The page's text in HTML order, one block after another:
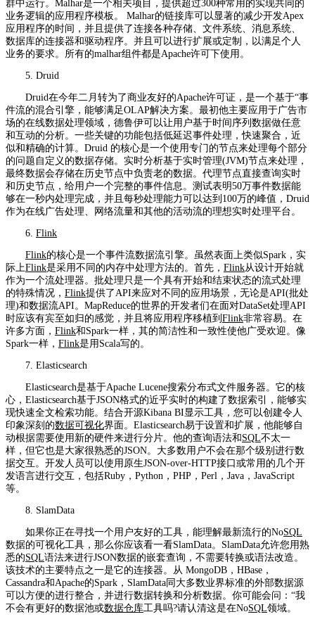
群中运行。Malhar是一个相关项目，提供超过300种常用的实现共同的
业务逻辑的应用程序模板。 Malhar的链接库可以显著的减少开发Apex
应用程序的时间，并且提供了连接各种存储、文件系统、消息系统、
数据库的连接器和驱动程序。并且可以进行扩展或定制，以满足个人
业务的要求。所有的malhar组件都是Apache许可下使用。
5. Druid
Druid在今年二月转为了商业友好的Apache许可证，是一个基于“事
件流的混合引擎，能够满足OLAP解决方案。最初他主要应用于广告市
场的在线数据处理领域，德鲁伊可以让用户基于时间序列数据做任意
和互动的分析。一些关键的功能包括低延迟事件处理，快速聚合，近
似和精确的计算。Druid 的核心是一个使用专门的节点来处理每个部分
的问题自定义的数据存储。实时分析基于实时管理(JVM)节点来处理，
最终数据会存储在历史节点中负责老的数据。代理节点直接查询实时
和历史节点，给用户一个完整的事件信息。测试表明50万事件数据能
够在一秒内处理完成，并且每秒处理能力可以达到100万的峰值，Druid
作为在线广告处理、网络流量和其他的活动流的理想实时处理平台。
6. Flink
Flink的核心是一个事件流数据流引擎。虽然表面上类似Spark，实
际上Flink是采用不同的内存中处理方法的。首先， Flink从设计开始就
作为一个流处理器。批处理只是一个具有开始和结束状态的流式处理
的特殊情况， Flink提供了API来应对不同的应用场景，无论是API(批处
理)和数据流API。MapReduce的世界的开发者们在面对DataSet处理API
时应该有宾至如归的感觉，并且将应用程序移植到 Flink非常容易。在
许多方面， Flink和Spark一样，其的简洁性和一致性使他广受欢迎。像
Spark一样， Flink是用Scala写的。
7. Elasticsearch
Elasticsearch是基于Apache Lucene搜索分布式文件服务器。它的核
心，Elasticsearch基于JSON格式的近乎实时的构建了数据索引，能够实
现快速全文检索功能。结合开源Kibana BI显示工具，您可以创建令人
印象深刻的数据可视化界面。Elasticsearch易于设置和扩展，他能够自
动根据需要使用新的硬件来进行分片。他的查询语法和 SQL不太一
样，但它也是大家很熟悉的JSON。大多数用户不会在那个级别进行数
据交互。开发人员可以使用原生JSON-over-HTTP接口或常用的几个开
发语言进行交互，包括Ruby，Python，PHP，Perl，Java，JavaScript
等。
8. SlamData
如果你正在寻找一个用户友好的工具，能理解最新流行的NoSQL
数据的可视化工具，那么你应该看一看SlamData。SlamData允许您用熟
悉的SQL语法来进行JSON数据的嵌套查询，不需要转换或语法改造。
该技术的主要特点之一是它的连接器。从 MongoDB，HBase，
Cassandra和Apache的Spark，SlamData同大多数业界标准的外部数据源
可以方便的进行整合，并进行数据转换和分析数据。你可能会问：“我
不会有更好的数据池或数据仓库工具吗?请认清这是在NoSQL领域。